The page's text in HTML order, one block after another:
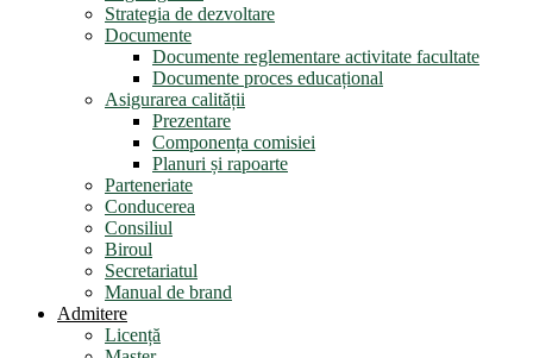
Strategia de dezvoltare
Documente
Documente reglementare activitate facultate
Documente proces educațional
Asigurarea calității
Prezentare
Componența comisiei
Planuri și rapoarte
Parteneriate
Conducerea
Consiliul
Biroul
Secretariatul
Manual de brand
Admitere
Licență